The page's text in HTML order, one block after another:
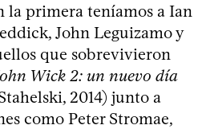
la primera teníamos a Ian
John Leguizamo y
que sobrevivieron
Wick 2: un nuevo día
2014) junto a
como Peter Stromae,